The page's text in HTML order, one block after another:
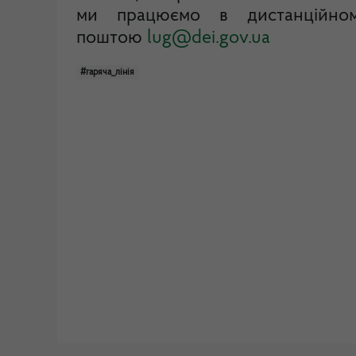
ми працюємо в
поштою lug@dei.gov.ua
#гаряча_лінія